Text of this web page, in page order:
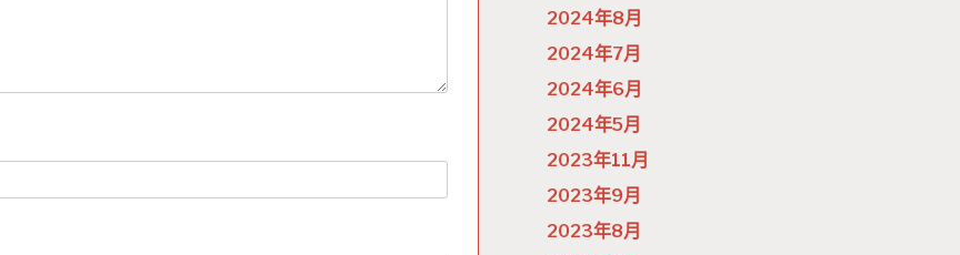
2024年8月
2024年7月
2024年6月
2024年5月
2023年11月
2023年9月
2023年8月